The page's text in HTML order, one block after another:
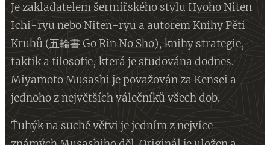
Je zakladatelem šermířského stylu Hyoho Niten
Ichi-ryu nebo Niten-ryu a autorem Knihy Pěti
Kruhů (五輪書 Go Rin No Sho), knihy strategie,
taktik a filosofie, která je studována dodnes.
Miyamoto Musashi je považován za Kensei a
jednoho z největších válečníků všech dob.
Ťuhýk na suché větvi je jedním z nejvíce